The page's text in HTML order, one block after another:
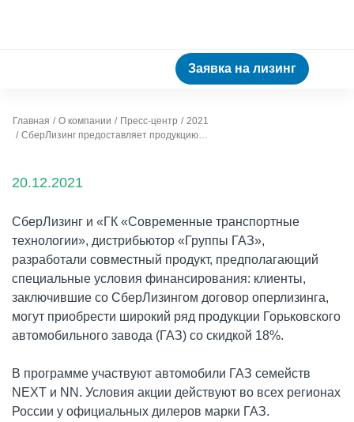
Заявка на лизинг
Главная О компании Пресс-центр
2021
СберЛизинг предоставляет продукцию ГАЗ со скидкой 18%
20.12.2021
СберЛизинг и «ГК «Современные транспортные
технологии», дистрибьютор «Группы ГАЗ»,
разработали совместный продукт, предполагающий
специальные условия финансирования: клиенты,
заключившие со СберЛизингом договор оперлизинга,
могут приобрести широкий ряд продукции Горьковского
автомобильного завода (ГАЗ) со скидкой 18%.
В программе участвуют автомобили ГАЗ семейств
NEXT и NN. Условия акции действуют во всех регионах
России у официальных дилеров марки ГАЗ.